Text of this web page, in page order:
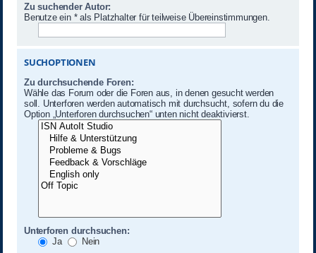
Zu suchender Autor:
Benutze ein * als Platzhalter für teilweise Übereinstimmungen.
SUCHOPTIONEN
Zu durchsuchende Foren:
Wähle das Forum oder die Foren aus, in denen gesucht werden
soll. Unterforen werden automatisch mit durchsucht, sofern du die
Option „Unterforen durchsuchen“ unten nicht deaktivierst.
Unterforen durchsuchen:
Ja
Nein